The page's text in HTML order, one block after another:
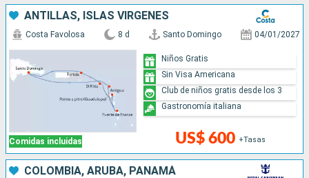
ANTILLAS, ISLAS VÍRGENES
Comidas incluidas
Costa Favolosa 8 d Santo Domingo 04/01/2027
US$ 600 +Tasas
Niños Gratis
Sin Visa Americana
Club de niños gratis desde los 3
Gastronomía italiana
COLOMBIA, ARUBA, PANAMÁ